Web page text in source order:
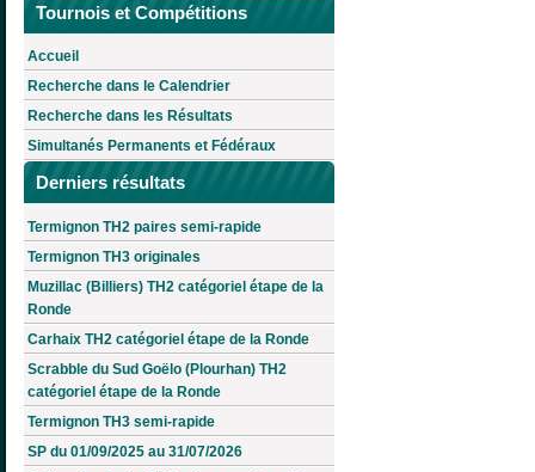
Tournois et Compétitions
Accueil
Recherche dans le Calendrier
Recherche dans les Résultats
Simultanés Permanents et Fédéraux
Derniers résultats
Termignon TH2 paires semi-rapide
Termignon TH3 originales
Muzillac (Billiers) TH2 catégoriel étape de la
Ronde
Carhaix TH2 catégoriel étape de la Ronde
Scrabble du Sud Goëlo (Plourhan) TH2
catégoriel étape de la Ronde
Termignon TH3 semi-rapide
SP du 01/09/2025 au 31/07/2026